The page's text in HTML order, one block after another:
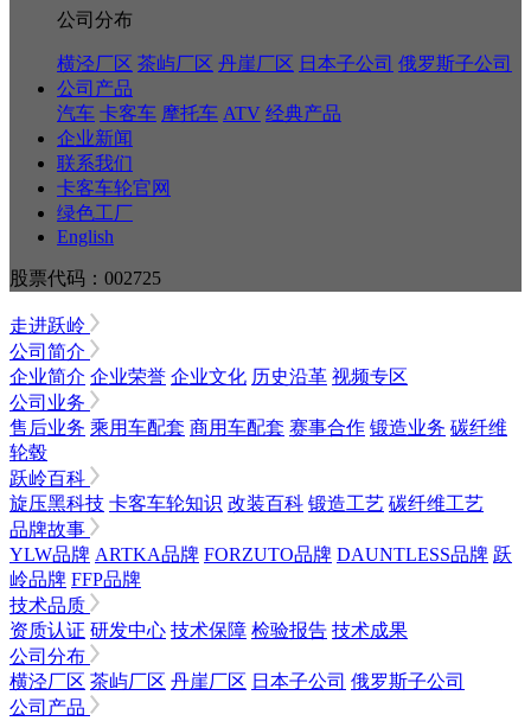
公司分布
横泾厂区 茶屿厂区 丹崖厂区 日本子公司 俄罗斯子公司
公司产品
汽车 卡客车 摩托车 ATV 经典产品
企业新闻
联系我们
卡客车轮官网
绿色工厂
English
股票代码：002725
走进跃岭
公司简介
企业简介 企业荣誉 企业文化 历史沿革 视频专区
公司业务
售后业务 乘用车配套 商用车配套 赛事合作 锻造业务 碳纤维
轮毂
跃岭百科
旋压黑科技 卡客车轮知识 改装百科 锻造工艺 碳纤维工艺
品牌故事
YLW品牌 ARTKA品牌 FORZUTO品牌 DAUNTLESS品牌 跃
岭品牌 FFP品牌
技术品质
资质认证 研发中心 技术保障 检验报告 技术成果
公司分布
横泾厂区 茶屿厂区 丹崖厂区 日本子公司 俄罗斯子公司
公司产品